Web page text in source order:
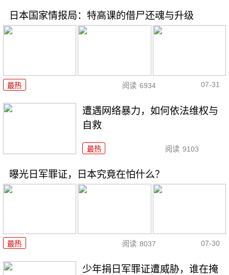
日本国家情报局：特高课的借尸还魂与升级
最热 阅读 6934 07-31
遭遇网络暴力，如何依法维权与
自救
最热 阅读 9103
曝光日军罪证，日本究竟在怕什么？
最热 阅读 8037 07-30
少年捐日军罪证遭威胁，谁在掩